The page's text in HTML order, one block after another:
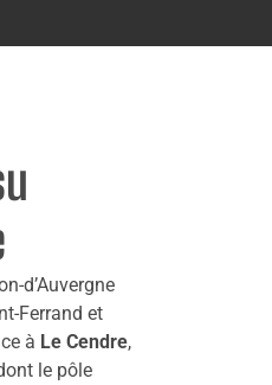
d’Auvergne
Ferrand et
à Le Cendre,
le pôle